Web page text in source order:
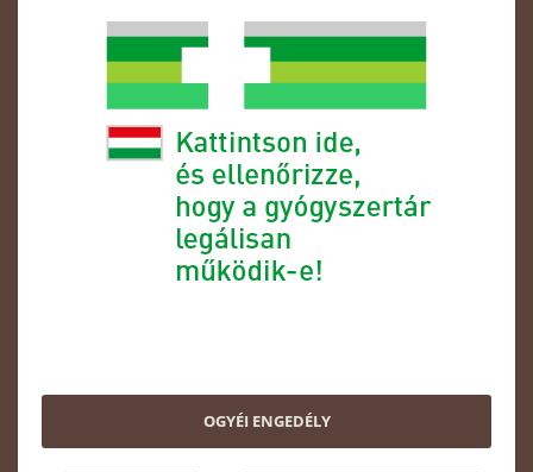
OGYÉI ENGEDÉLY